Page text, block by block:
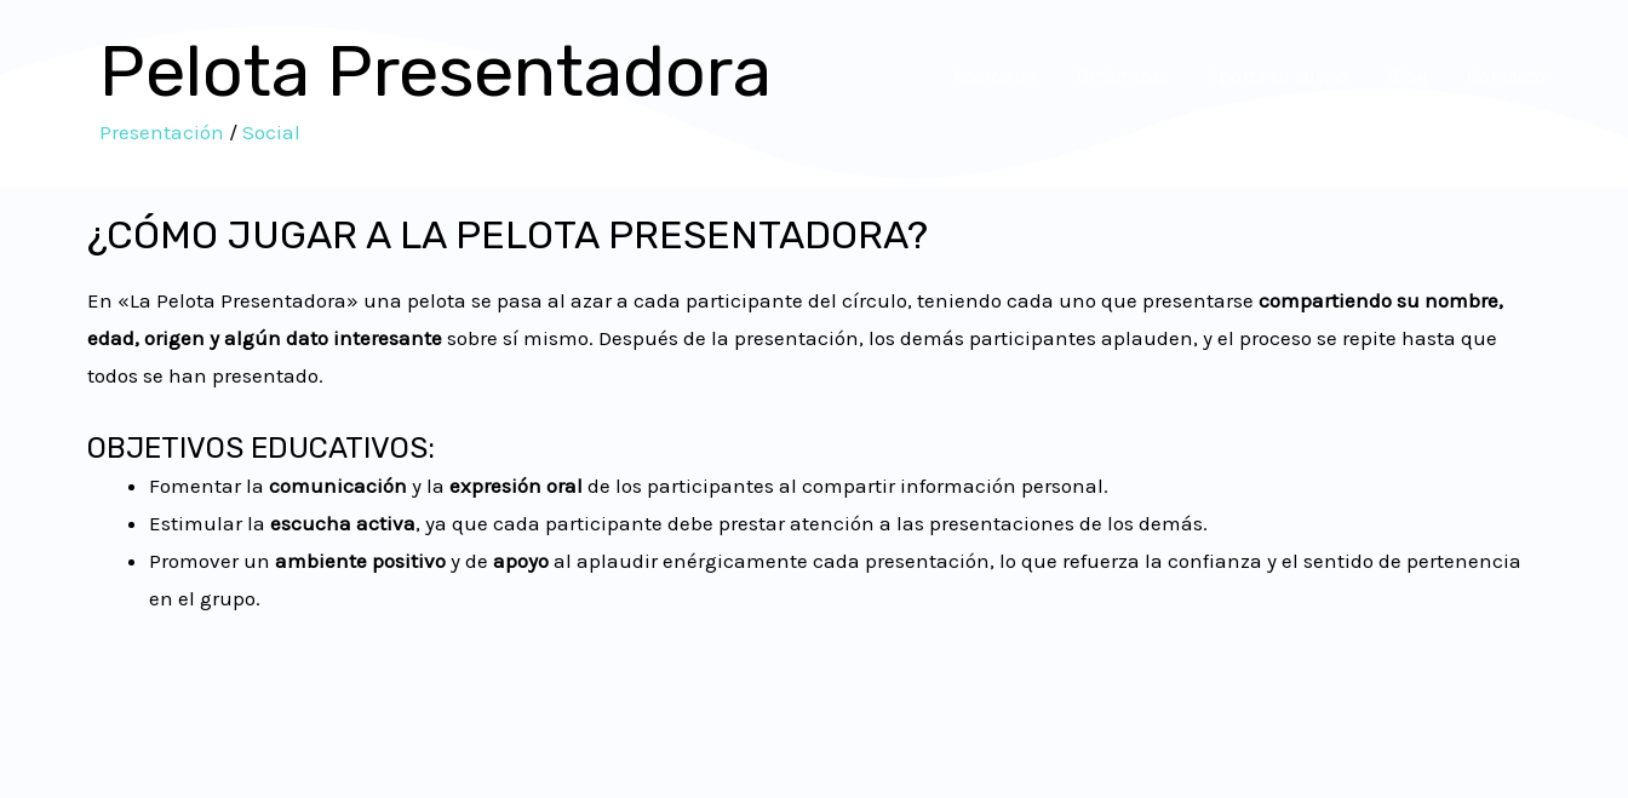
Pelota Presentadora
Presentación / Social
¿CÓMO JUGAR A LA PELOTA PRESENTADORA?
En «La Pelota Presentadora» una pelota se pasa al azar a cada participante del círculo, teniendo cada uno que presentarse compartiendo su nombre,
edad, origen y algún dato interesante sobre sí mismo. Después de la presentación, los demás participantes aplauden, y el proceso se repite hasta que
todos se han presentado.
OBJETIVOS EDUCATIVOS:
Fomentar la comunicación y la expresión oral de los participantes al compartir información personal.
Estimular la escucha activa, ya que cada participante debe prestar atención a las presentaciones de los demás.
Promover un ambiente positivo y de apoyo al aplaudir enérgicamente cada presentación, lo que refuerza la confianza y el sentido de pertenencia
en el grupo.